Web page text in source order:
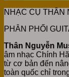
NHẠC CỤ THÂN
PHÂN PHỐI
Thân Nguyễn
âm nhạc Chính
từ cơ bản đến
toàn quốc chỉ